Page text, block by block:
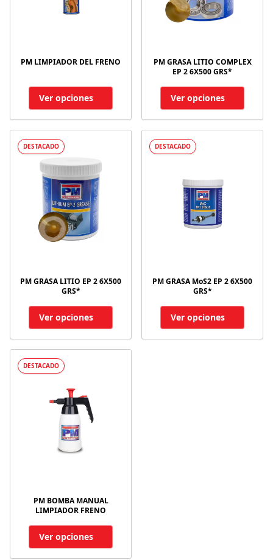
PM LIMPIADOR DEL FRENO
Ver opciones
PM GRASA LITIO COMPLEX
EP 2 6X500 GRS*
Ver opciones
DESTACADO
PM GRASA LITIO EP 2 6X500
GRS*
Ver opciones
DESTACADO
PM GRASA MoS2 EP 2 6X500
GRS*
Ver opciones
DESTACADO
PM BOMBA MANUAL
LIMPIADOR FRENO
Ver opciones